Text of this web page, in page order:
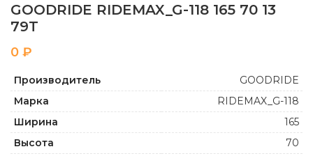
GOODRIDE RIDEMAX_G-118 165 70 13
79T
₽
Производитель
GOODRIDE
Марка
RIDEMAX_G-118
Ширина
165
Высота
70